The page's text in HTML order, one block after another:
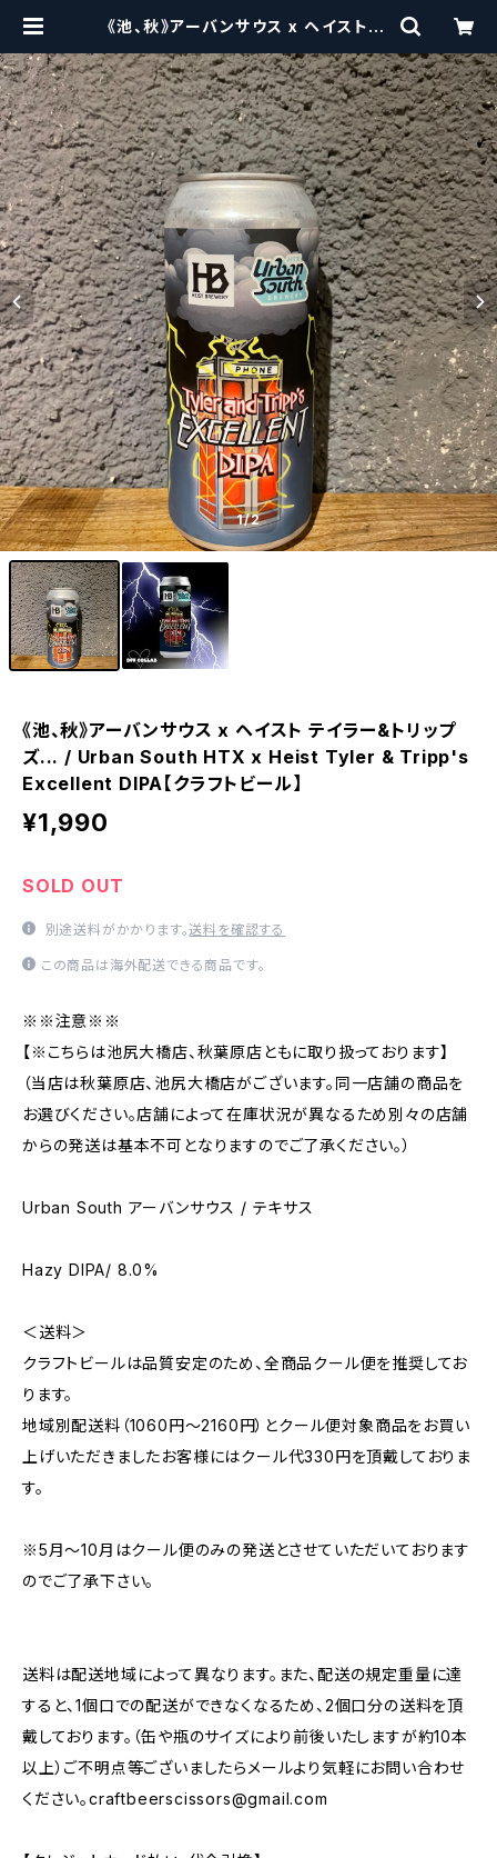
《池、秋》アーバンサウス x ヘイスト テ
h HTX x Heist Tyler & Tripp's
Excellent DIPA【クラフトビール】
| craftbeerscissors
1/2
《池、秋》アーバンサウス x ヘイスト テイラー&トリップ
ズ... / Urban South HTX x Heist Tyler & Tripp's
Excellent DIPA【クラフトビール】
¥1,990
SOLD OUT
別途送料がかかります。送料を確認する
この商品は海外配送できる商品です。
※※注意※※
【※こちらは池尻大橋店、秋葉原店ともに取り扱っております】
（当店は秋葉原店、池尻大橋店がございます。同一店舗の商品を
お選びください。店舗によって在庫状況が異なるため別々の店舗
からの発送は基本不可となりますのでご了承ください。）
Urban South アーバンサウス / テキサス
Hazy DIPA/ 8.0%
＜送料＞
クラフトビールは品質安定のため、全商品クール便を推奨してお
ります。
地域別配送料（1060円～2160円）とクール便対象商品をお買い
上げいただきましたお客様にはクール代330円を頂戴しておりま
す。
※5月～10月はクール便のみの発送とさせていただいております
のでご了承下さい。
送料は配送地域によって異なります。また、配送の規定重量に達
すると、1個口での配送ができなくなるため、2個口分の送料を頂
戴しております。（缶や瓶のサイズにより前後いたしますが約10本
以上）ご不明点等ございましたらメールより気軽にお問い合わせ
ください。craftbeerscissors@gmail.com